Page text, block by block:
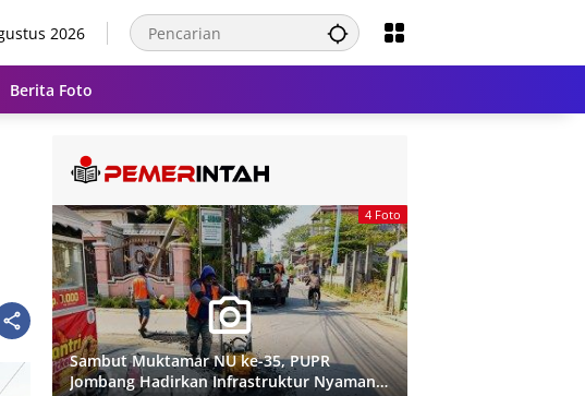
2026
Berita Foto
4 Foto
Sambut Muktamar NU ke-35, PUPR
Jombang Hadirkan Infrastruktur Nyaman